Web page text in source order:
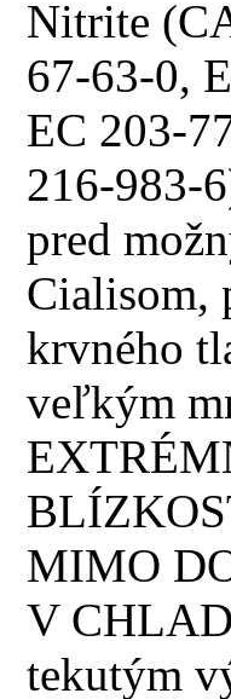
Nitrite
67-63-0,
EC 203-
216-983-
pred
Cialisom,
krvného
veľkým
MIMO
V
tekutým